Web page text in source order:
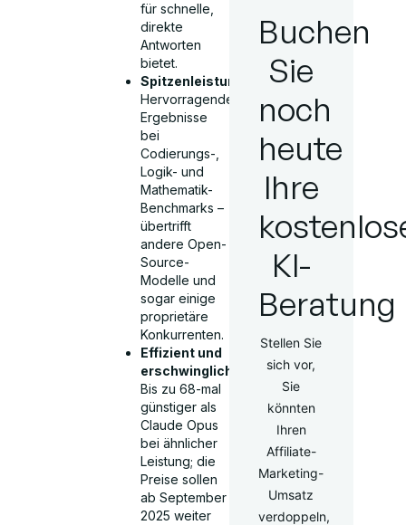
für schnelle,
direkte
Antworten
bietet.
Spitzenleistung:
Hervorragende
Ergebnisse
bei
Codierungs-,
Logik- und
Mathematik-
Benchmarks –
übertrifft
andere Open-
Source-
Modelle und
sogar einige
proprietäre
Konkurrenten.
Effizient und
erschwinglich:
Bis zu 68-mal
günstiger als
Claude Opus
bei ähnlicher
Leistung; die
Preise sollen
ab September
2025 weiter
Buchen
Sie
noch
heute
Ihre
KI-
Beratung
Stellen Sie
sich vor,
Sie
könnten
Ihren
Affiliate-
Marketing-
Umsatz
verdoppeln,